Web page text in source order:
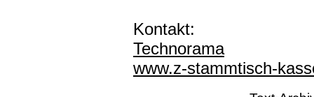
Kontakt:
Technorama
www.z-stammtisch-